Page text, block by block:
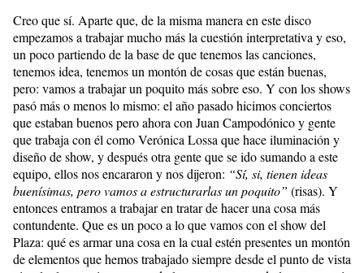
Creo que sí. Aparte que, de la misma manera en este disco
empezamos a trabajar mucho más la cuestión interpretativa y eso,
un poco partiendo de la base de que tenemos las canciones,
tenemos idea, tenemos un montón de cosas que están buenas,
pero: vamos a trabajar un poquito más sobre eso. Y con los shows
pasó más o menos lo mismo: el año pasado hicimos conciertos
que estaban buenos pero ahora con Juan Campodónico y gente
que trabaja con él como Verónica Lossa que hace iluminación y
diseño de show, y después otra gente que se ido sumando a este
equipo, ellos nos encararon y nos dijeron: “Sí, si, tienen ideas
buenísimas, pero vamos a estructurarlas un poquito” (risas). Y
entonces entramos a trabajar en tratar de hacer una cosa más
contundente. Que es un poco a lo que vamos con el show del
Plaza: qué es armar una cosa en la cual estén presentes un montón
de elementos que hemos trabajado siempre desde el punto de vista